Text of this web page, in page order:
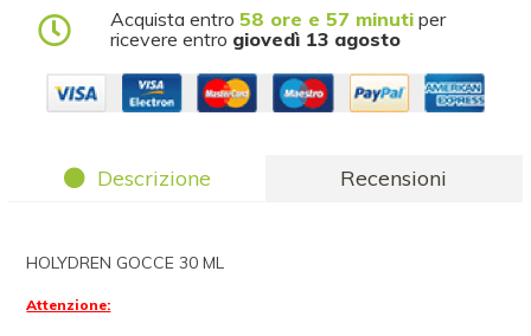
Acquista entro58 ore e 57 minuti per
ricevere entro giovedì 13 agosto
Descrizione Recensioni
HOLYDREN GOCCE 30 ML
Attenzione: